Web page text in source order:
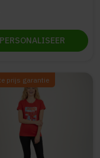
PERSONALISEER
prijs garantie